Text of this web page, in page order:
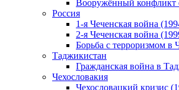
Вооружённый конфликт
Россия
1-я Чеченская война
2-я Чеченская война
Борьба с терроризмом в
Таджикистан
Гражданская война в
Чехословакия
Чехословацкий кризис